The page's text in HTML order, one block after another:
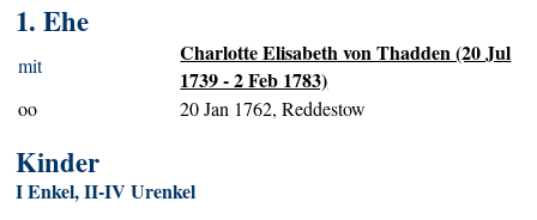
1. Ehe
mit
Charlotte Elisabeth von Thadden (20 Jul
1739 - 2 Feb 1783)
oo 20 Jan 1762, Reddestow
Kinder
I Enkel, II-IV Urenkel